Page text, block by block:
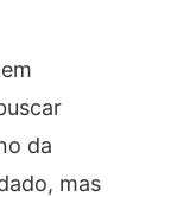
da
mas